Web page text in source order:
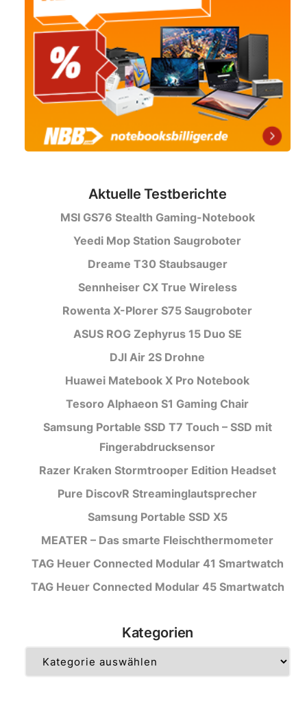
Aktuelle Testberichte
MSI GS76 Stealth Gaming-Notebook
Yeedi Mop Station Saugroboter
Dreame T30 Staubsauger
Sennheiser CX True Wireless
Rowenta X-Plorer S75 Saugroboter
ASUS ROG Zephyrus 15 Duo SE
DJI Air 2S Drohne
Huawei Matebook X Pro Notebook
Tesoro Alphaeon S1 Gaming Chair
Samsung Portable SSD T7 Touch – SSD mit
Fingerabdrucksensor
Razer Kraken Stormtrooper Edition Headset
Pure DiscovR Streaminglautsprecher
Samsung Portable SSD X5
MEATER – Das smarte Fleischthermometer
TAG Heuer Connected Modular 41 Smartwatch
TAG Heuer Connected Modular 45 Smartwatch
Kategorien